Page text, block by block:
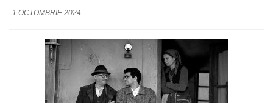
1 OCTOMBRIE 2024